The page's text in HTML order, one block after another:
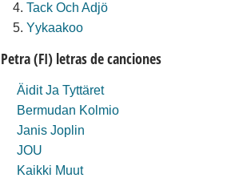
Tack Och Adjö
Yykaakoo
Petra (FI) letras de canciones
Äidit Ja Tyttäret
Bermudan Kolmio
Janis Joplin
JOU
Kaikki Muut